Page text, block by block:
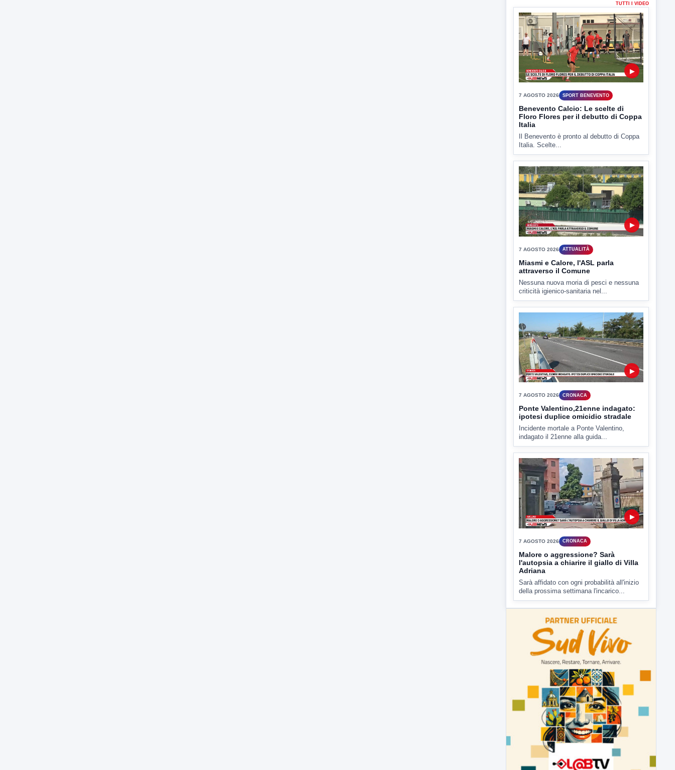
TUTTI I VIDEO
▶
7 AGOSTO 2026 SPORT BENEVENTO
Benevento Calcio: Le scelte di
Floro Flores per il debutto di Coppa
Italia
Il Benevento è pronto al debutto di Coppa
Italia. Scelte...
▶
7 AGOSTO 2026 ATTUALITÀ
Miasmi e Calore, l'ASL parla
attraverso il Comune
Nessuna nuova moria di pesci e nessuna
criticità igienico-sanitaria nel...
▶
7 AGOSTO 2026 CRONACA
Ponte Valentino,21enne indagato:
ipotesi duplice omicidio stradale
Incidente mortale a Ponte Valentino,
indagato il 21enne alla guida...
▶
7 AGOSTO 2026 CRONACA
Malore o aggressione? Sarà
l'autopsia a chiarire il giallo di Villa
Adriana
Sarà affidato con ogni probabilità all'inizio
della prossima settimana l'incarico...